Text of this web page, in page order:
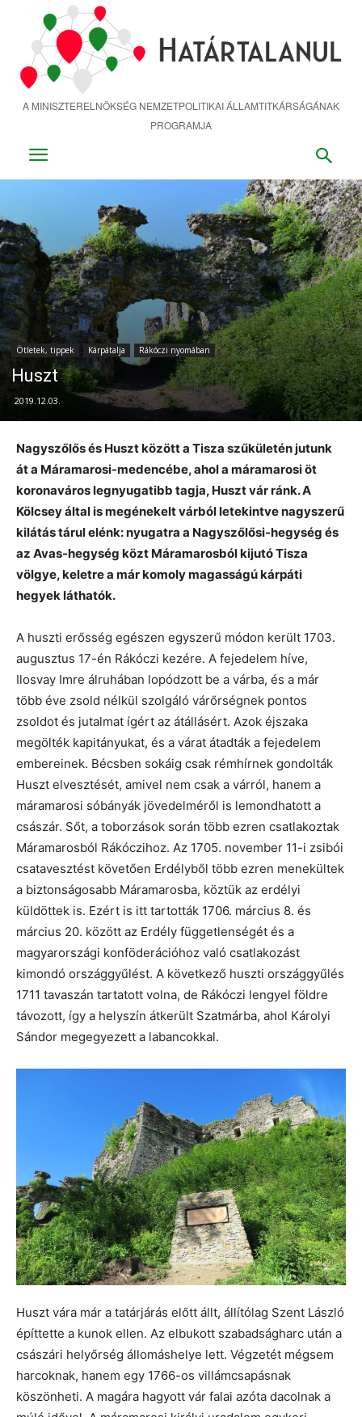
tartalomra
A MINISZTERELNÖKSÉG NEMZETPOLITIKAI ÁLLAMTITKÁRSÁGÁNAK
PROGRAMJA
Ötletek, tippek Kárpátalja Rákóczi nyomában
Huszt
2019.12.03.
Nagyszőlős és Huszt között a Tisza szűkületén jutunk
át a Máramarosi-medencébe, ahol a máramarosi öt
koronaváros legnyugatibb tagja, Huszt vár ránk. A
Kölcsey által is megénekelt várból letekintve nagyszerű
kilátás tárul elénk: nyugatra a Nagyszőlősi-hegység és
az Avas-hegység közt Máramarosból kijutó Tisza
völgye, keletre a már komoly magasságú kárpáti
hegyek láthatók.
A huszti erősség egészen egyszerű módon került 1703.
augusztus 17-én Rákóczi kezére. A fejedelem híve,
Ilosvay Imre álruhában lopódzott be a várba, és a már
több éve zsold nélkül szolgáló várőrségnek pontos
zsoldot és jutalmat ígért az átállásért. Azok éjszaka
megölték kapitányukat, és a várat átadták a fejedelem
embereinek. Bécsben sokáig csak rémhírnek gondolták
Huszt elvesztését, amivel nem csak a várról, hanem a
máramarosi sóbányák jövedelméről is lemondhatott a
császár. Sőt, a toborzások során több ezren csatlakoztak
Máramarosból Rákóczihoz. Az 1705. november 11-i zsibói
csatavesztést követően Erdélyből több ezren menekültek
a biztonságosabb Máramarosba, köztük az erdélyi
küldöttek is. Ezért is itt tartották 1706. március 8. és
március 20. között az Erdély függetlenségét és a
magyarországi konföderációhoz való csatlakozást
kimondó országgyűlést. A következő huszti országgyűlés
1711 tavaszán tartatott volna, de Rákóczi lengyel földre
távozott, így a helyszín átkerült Szatmárba, ahol Károlyi
Sándor megegyezett a labancokkal.
Huszt vára már a tatárjárás előtt állt, állítólag Szent László
építtette a kunok ellen. Az elbukott szabadságharc után a
császári helyőrség állomáshelye lett. Végzetét mégsem
harcoknak, hanem egy 1766-os villámcsapásnak
köszönheti. A magára hagyott vár falai azóta dacolnak a